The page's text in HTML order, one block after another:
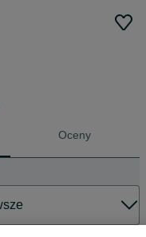
Oceny